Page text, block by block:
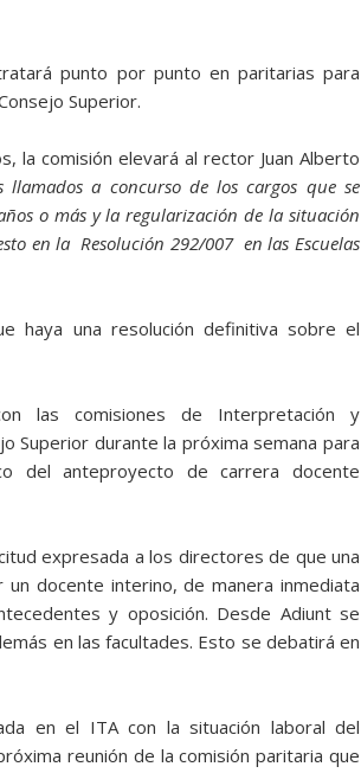
punto por punto en paritarias para
Superior.
la comisión elevará al rector Juan Alberto
llamados a concurso de los cargos que se
o más y la regularización de la situación
en la Resolución 292/007 en las Escuelas
haya una resolución definitiva sobre el
las comisiones de Interpretación y
Superior durante la próxima semana para
del anteproyecto de carrera docente
expresada a los directores de que una
docente interino, de manera inmediata
y oposición. Desde Adiunt se
en las facultades. Esto se debatirá en
en el ITA con la situación laboral del
reunión de la comisión paritaria que